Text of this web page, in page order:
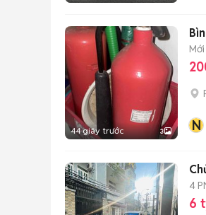
44 giây trước 3
Mới
N
4
6